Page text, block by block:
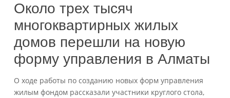
Около трех тысяч
многоквартирных жилых
домов перешли на новую
форму управления в Алматы
О ходе работы по созданию новых форм управления
жилым фондом рассказали участники круглого стола,